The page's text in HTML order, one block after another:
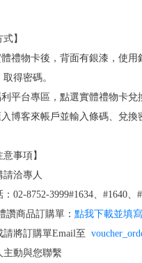
】
禮物卡後，背面有銀漆，使用
得密碼。
平台專區，點選實體禮物卡兌
博客來帳戶並輸入條碼、兌換
意事項】
請洽專人
02-8752-3999#1634、#1640、
讚商品訂購單： 點我下載並填
請將訂購單Email至
主動與您聯繫